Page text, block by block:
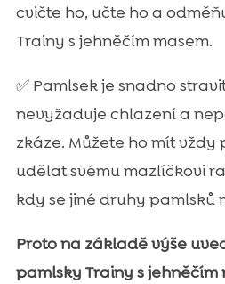
cvičte ho, učte ho a
Trainy s jehněčím masem.
✅ Pamlsek je snadno
nevyžaduje chlazení a
zkáze. Můžete ho mít vždy
udělat svému mazlíčkovi
kdy se jiné druhy pamlsků
Proto na základě výše
pamlsky Trainy s jehněčím